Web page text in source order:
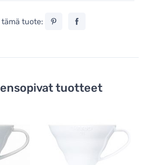
tuote:
tuotteet